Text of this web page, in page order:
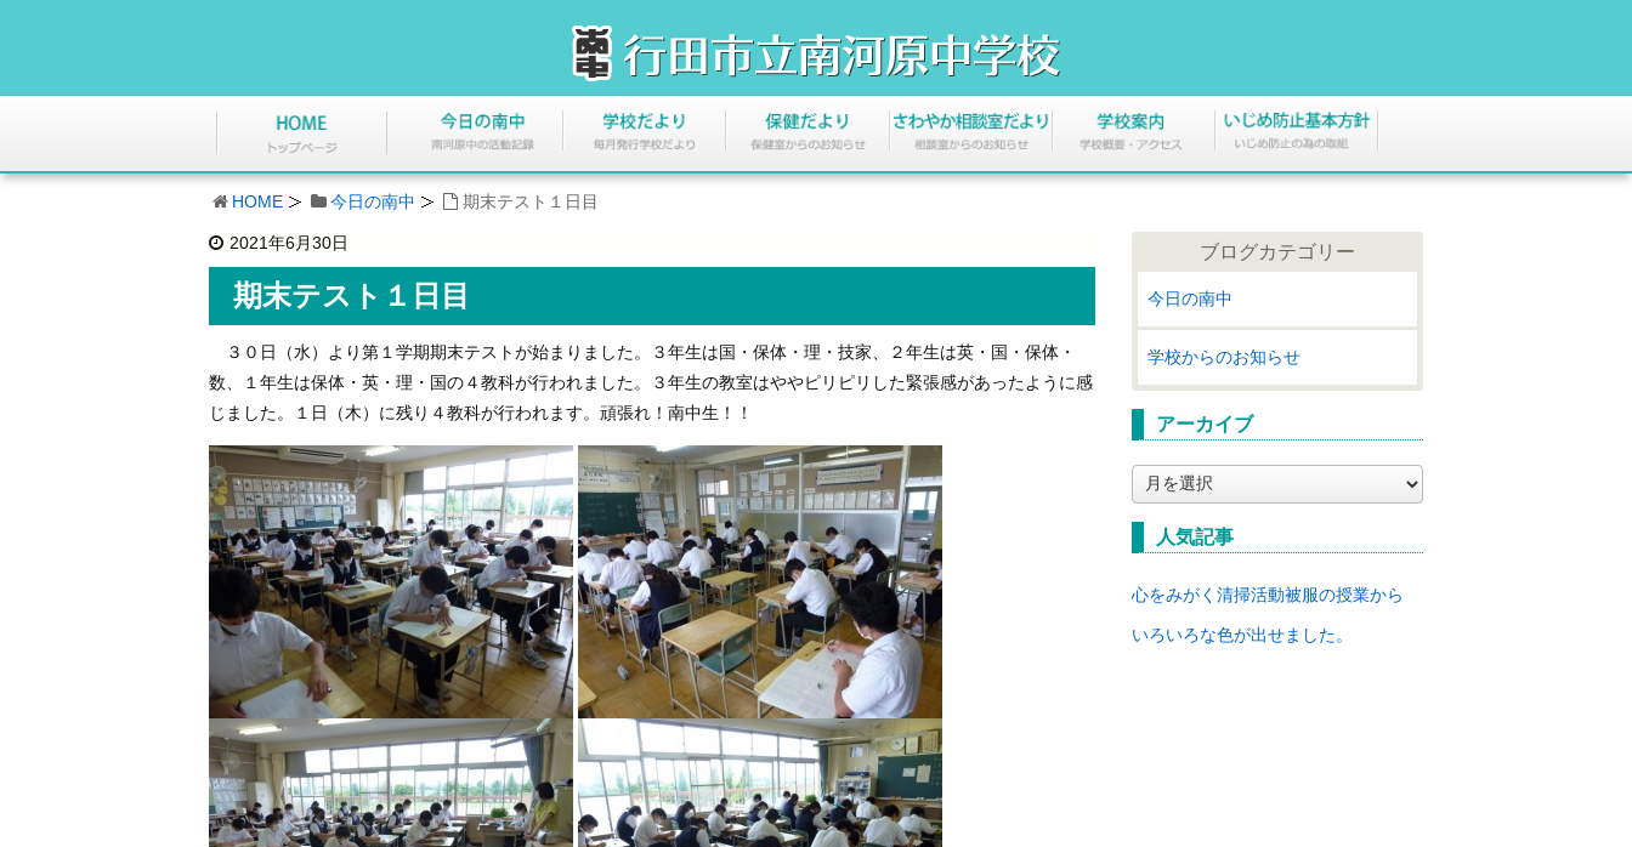
HOME 今日の南中 期末テスト１日目
2021年6月30日
期末テスト１日目
３０日（水）より第１学期期末テストが始まりました。３年生は国・保体・理・技家、２年生は英・国・保体・
数、１年生は保体・英・理・国の４教科が行われました。３年生の教室はややピリピリした緊張感があったように感
じました。１日（木）に残り４教科が行われます。頑張れ！南中生！！
ブログカテゴリー
今日の南中
学校からのお知らせ
アーカイブ
ー
カ
イ
人気記事
心をみがく清掃活動被服の授業から
いろいろな色が出せました。